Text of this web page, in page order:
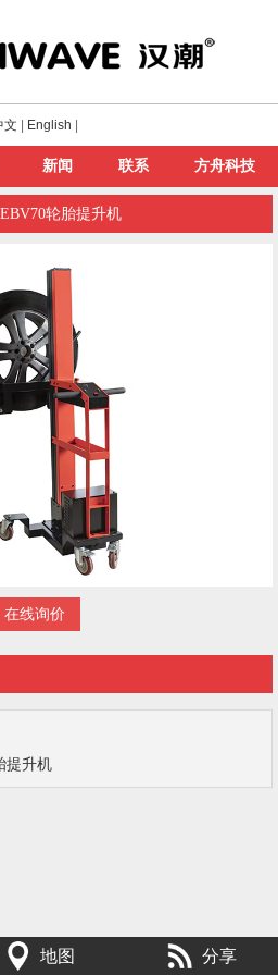
文 English
新闻 联系 方舟科技
轮胎提升机
在线询价
提升机
地图 分享